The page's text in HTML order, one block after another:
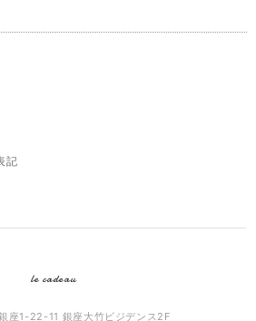
記
le cadeau
座1-22-11 銀座大竹ビジデンス2F